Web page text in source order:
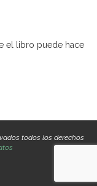
el libro puede hace
todos los derechos